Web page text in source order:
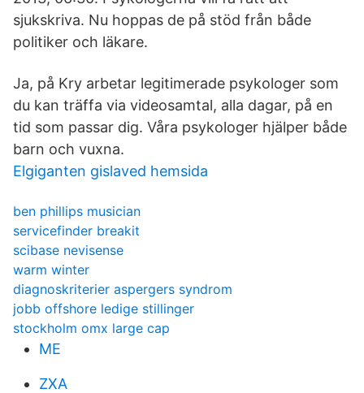
sjukskriva. Nu hoppas de på stöd från både
politiker och läkare.
Ja, på Kry arbetar legitimerade psykologer som
du kan träffa via videosamtal, alla dagar, på en
tid som passar dig. Våra psykologer hjälper både
barn och vuxna.
Elgiganten gislaved hemsida
ben phillips musician
servicefinder breakit
scibase nevisense
warm winter
diagnoskriterier aspergers syndrom
jobb offshore ledige stillinger
stockholm omx large cap
ME
ZXA